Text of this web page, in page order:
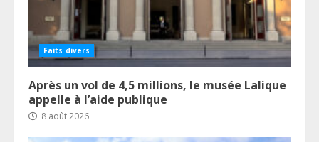
Faits divers
Après un vol de 4,5 millions, le musée Lalique
appelle à l’aide publique
8 août 2026